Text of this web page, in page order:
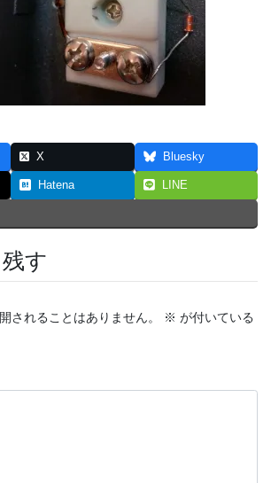
X Bluesky
Hatena LINE
す
されることはありません。 ※ が付いている